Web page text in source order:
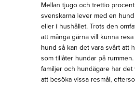
Mellan tjugo och trettio
svenskarna lever med en hund
eller i hushållet. Trots den
att många gärna vill kunna
hund så kan det vara svårt att
som tillåter hundar på
familjer och hundägare har det
att besöka vissa resmål,